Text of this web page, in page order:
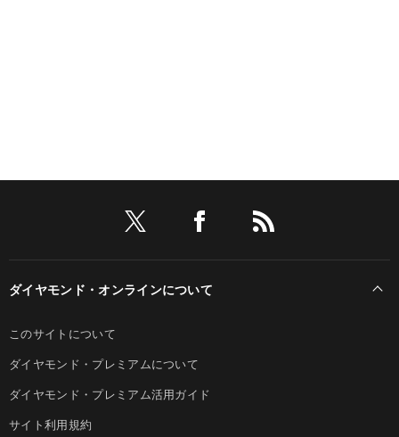
ダイヤモンド・オンラインについて
このサイトについて
ダイヤモンド・プレミアムについて
ダイヤモンド・プレミアム活用ガイド
サイト利用規約